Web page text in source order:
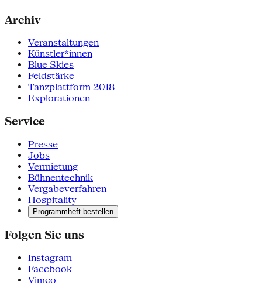
Archiv
Veranstaltungen
Künstler*innen
Blue Skies
Feldstärke
Tanzplattform 2018
Explorationen
Service
Presse
Jobs
Vermietung
Bühnentechnik
Vergabeverfahren
Hospitality
Programmheft bestellen
Folgen Sie uns
Instagram
Facebook
Vimeo